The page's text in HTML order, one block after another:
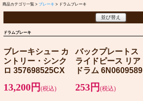
商品カテゴリ一覧 > ブレーキ > ドラムブレーキ
並び替え
ドラムブレーキ
ブレーキシュー カ
ントリー・シンク
ロ 357698525CX
13,200円 (税込)
バックプレートス
ライドピース リア
ドラム 6N0609589
253円 (税込)